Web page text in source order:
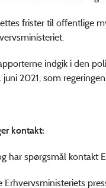
frister til offentlige
indgik i den
2021, som
kontakt:
har spørgsmål
Erhvervsministeriets